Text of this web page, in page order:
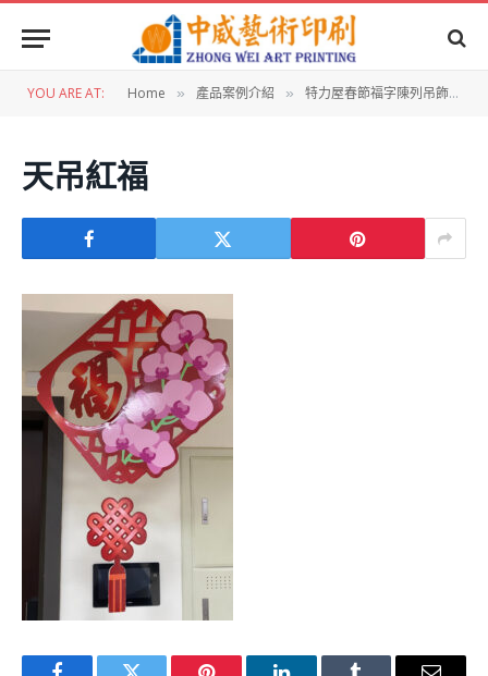
YOU ARE AT: Home » 產品案例介紹 » 特力屋春節福字陳列吊飾物
天吊紅福